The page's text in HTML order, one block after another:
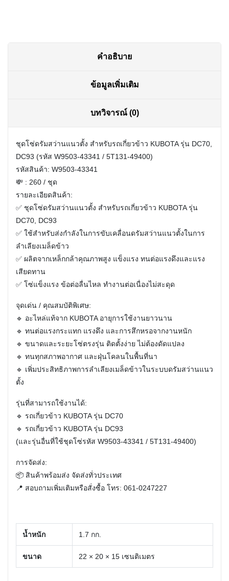
คำอธิบาย
ข้อมูลเพิ่มเติม
บทวิจารณ์ (0)
ชุดโซ่ดรัมสว่านแนวตั้ง สำหรับรถเกี่ยวข้าว KUBOTA รุ่น DC70,
DC93 (รหัส W9503-43341 / 5T131-49400)
รหัสสินค้า: W9503-43341
💸 : 260 / ชุด
รายละเอียดสินค้า:
✅ ชุดโซ่ดรัมสว่านแนวตั้ง สำหรับรถเกี่ยวข้าว KUBOTA รุ่น
DC70, DC93
✅ ใช้สำหรับส่งกำลังในการขับเคลื่อนดรัมสว่านแนวตั้งในการ
ลำเลียงเมล็ดข้าว
✅ ผลิตจากเหล็กกล้าคุณภาพสูง แข็งแรง ทนต่อแรงดึงและแรง
เสียดทาน
✅ โซ่แข็งแรง ข้อต่อลื่นไหล ทำงานต่อเนื่องไม่สะดุด
จุดเด่น / คุณสมบัติพิเศษ:
🔹 อะไหล่แท้จาก KUBOTA อายุการใช้งานยาวนาน
🔹 ทนต่อแรงกระแทก แรงดึง และการสึกหรอจากงานหนัก
🔹 ขนาดและระยะโซ่ตรงรุ่น ติดตั้งง่าย ไม่ต้องดัดแปลง
🔹 ทนทุกสภาพอากาศ และฝุ่นโคลนในพื้นที่นา
🔹 เพิ่มประสิทธิภาพการลำเลียงเมล็ดข้าวในระบบดรัมสว่านแนว
ตั้ง
รุ่นที่สามารถใช้งานได้:
🔹 รถเกี่ยวข้าว KUBOTA รุ่น DC70
🔹 รถเกี่ยวข้าว KUBOTA รุ่น DC93
(และรุ่นอื่นที่ใช้ชุดโซ่รหัส W9503-43341 / 5T131-49400)
การจัดส่ง:
📦 สินค้าพร้อมส่ง จัดส่งทั่วประเทศ
📍 สอบถามเพิ่มเติมหรือสั่งซื้อ โทร: 061-0247227
น้ำหนัก 1.7 กก.
ขนาด 22 × 20 × 15 เซนติเมตร